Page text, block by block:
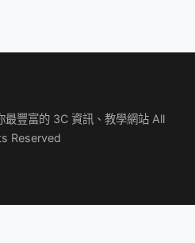
豐富的 3C 資訊、教學網站 All
Reserved